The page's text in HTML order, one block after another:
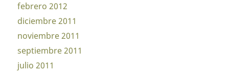
febrero 2012
diciembre 2011
noviembre 2011
septiembre 2011
julio 2011